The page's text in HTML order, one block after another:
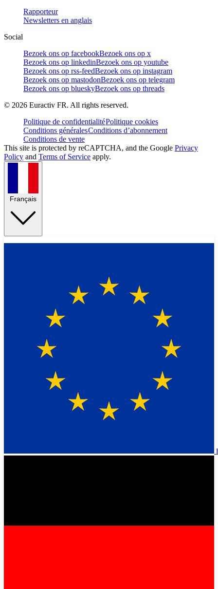
Rapporteur
Newsletters en anglais
Social
Bezoek ons op facebookBezoek ons op x
Bezoek ons op linkedinBezoek ons op youtube
Bezoek ons op rss-feedBezoek ons op instagram
Bezoek ons op mastodonBezoek ons op telegram
Bezoek ons op blueskyBezoek ons op threads
© 2026 Euractiv FR. All rights reserved.
Politique de confidentialitéPolitique cookies
Conditions généralesConditions d’abonnement
Conditions de vente
This site is protected by reCAPTCHA, and the Google Privacy
Policy and Terms of Service apply.
Français